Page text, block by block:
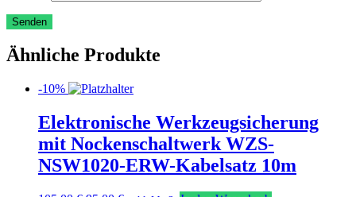
Ähnliche Produkte
-10%
Elektronische Werkzeugsicherung
mit Nockenschaltwerk WZS-
NSW1020-ERW-Kabelsatz 10m